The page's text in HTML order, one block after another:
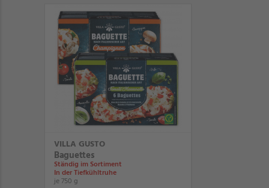
VILLA GUSTO
Baguettes
Ständig im Sortiment
In der Tiefkühltruhe
je 750 g